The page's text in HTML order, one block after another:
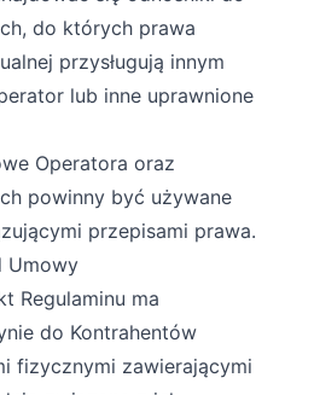
do których prawa
przysługują innym
lub inne uprawnione
Operatora oraz
powinny być używane
przepisami prawa.
Umowy
Regulaminu ma
do Kontrahentów
fizycznymi zawierającymi